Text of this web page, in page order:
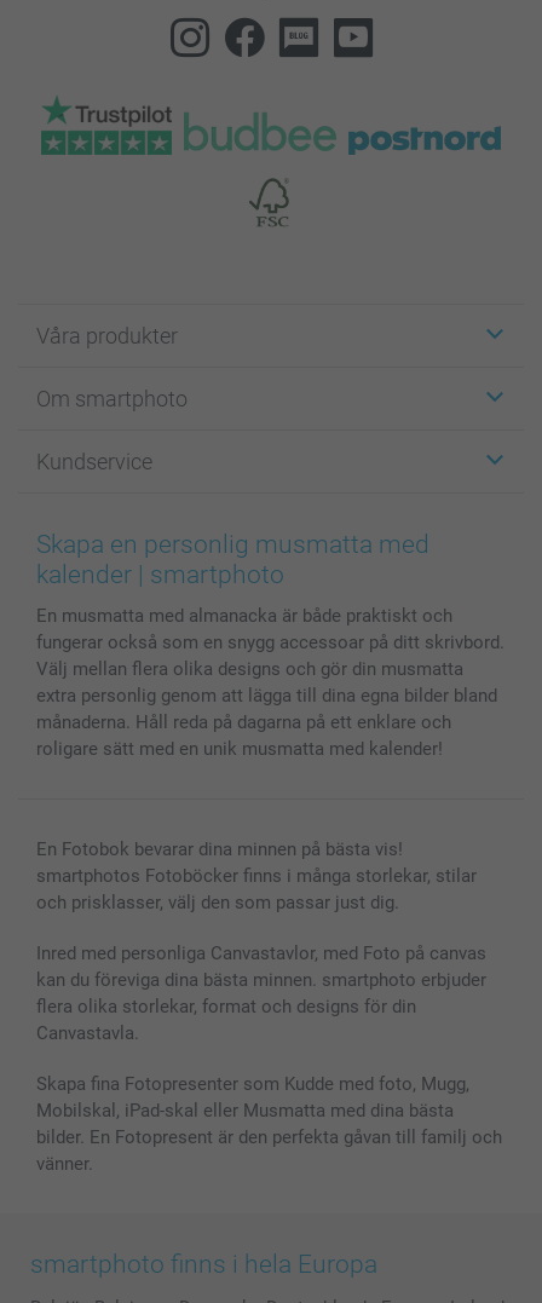
Våra produkter
Fotokort
Fotoböcker
Bilder, Fotoförstoring & Fotohäften
Skal till Mobil & Surfplatta
Fotoalmanackor & Fotoagenda
Fotoramar & Tillbehör
Presentkort
Alla fotoprodukter
Om smartphoto
För affiliates
Cookie Policy
Sitemap
Investor Relations
Kundservice
smartgaranti
smartbonus
Status på beställningar
Skapa en personlig musmatta med
kalender | smartphoto
En musmatta med almanacka är både praktiskt och
fungerar också som en snygg accessoar på ditt skrivbord.
Välj mellan flera olika designs och gör din musmatta
extra personlig genom att lägga till dina egna bilder bland
månaderna. Håll reda på dagarna på ett enklare och
roligare sätt med en unik musmatta med kalender!
En Fotobok bevarar dina minnen på bästa vis!
smartphotos Fotoböcker finns i många storlekar, stilar
och prisklasser, välj den som passar just dig.
Inred med personliga Canvastavlor, med Foto på canvas
kan du föreviga dina bästa minnen. smartphoto erbjuder
flera olika storlekar, format och designs för din
Canvastavla.
Skapa fina Fotopresenter som Kudde med foto, Mugg,
Mobilskal, iPad-skal eller Musmatta med dina bästa
bilder. En Fotopresent är den perfekta gåvan till familj och
vänner.
smartphoto finns i hela Europa